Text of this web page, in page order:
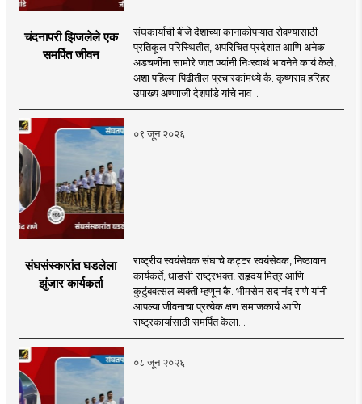
चंदनापरी झिजलेले एक
समर्पित जीवन
संघकार्याची बीजे देशाच्या कानाकोपऱ्यात रोवण्यासाठी
प्रतिकूल परिस्थितीत, अपरिचित प्रदेशात आणि अनेक
अडचणींना सामोरे जात ज्यांनी निःस्वार्थ भावनेने कार्य केले,
अशा पहिल्या पिढीतील प्रचारकांमध्ये कै. कृष्णराव हरिहर
उपाख्य अण्णाजी देशपांडे यांचे नाव ..
०९ जून २०२६
संघसंस्कारांत घडलेला
झुंजार कार्यकर्ता
राष्ट्रीय स्वयंसेवक संघाचे कट्टर स्वयंसेवक, निष्ठावान
कार्यकर्ते, धाडसी राष्ट्रभक्त, सहृदय मित्र आणि
कुटुंबवत्सल व्यक्ती म्हणून कै. भीमसेन सदानंद राणे यांनी
आपल्या जीवनाचा प्रत्येक क्षण समाजकार्य आणि
राष्ट्रकार्यासाठी समर्पित केला...
०८ जून २०२६